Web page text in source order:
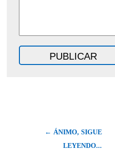
← ÁNIMO, SIGUE
LEYENDO...